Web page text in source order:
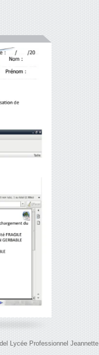
Lycée Professionnel Jeannette